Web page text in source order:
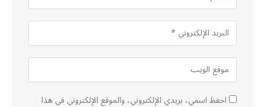
احفظ اسمي، بريدي الإلكتروني، والموقع الإلكتروني في هذا